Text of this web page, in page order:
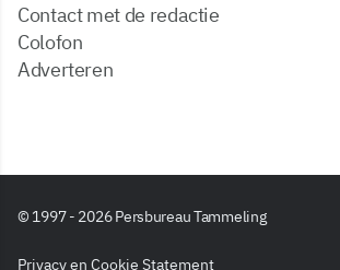
Contact met de redactie
Colofon
Adverteren
© 1997 - 2026 Persbureau Tammeling
Privacy en Cookie Statement